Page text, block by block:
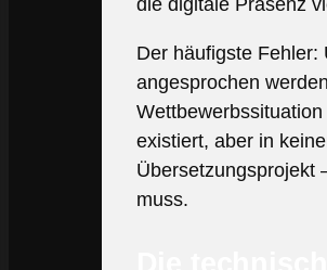
Der häufigste Fehler:
angesprochen
existiert, aber in
Übersetzungsprojekt
muss.